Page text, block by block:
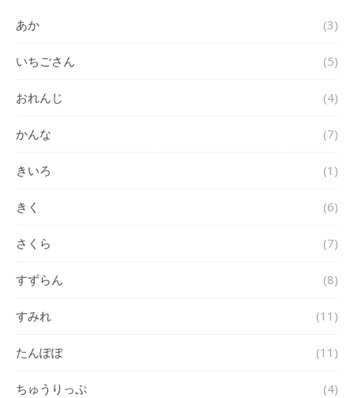
あか (3)
いちごさん (5)
おれんじ (4)
かんな (7)
きいろ (1)
きく (6)
さくら (7)
すずらん (8)
すみれ (11)
たんぽぽ (11)
ちゅうりっぷ (4)